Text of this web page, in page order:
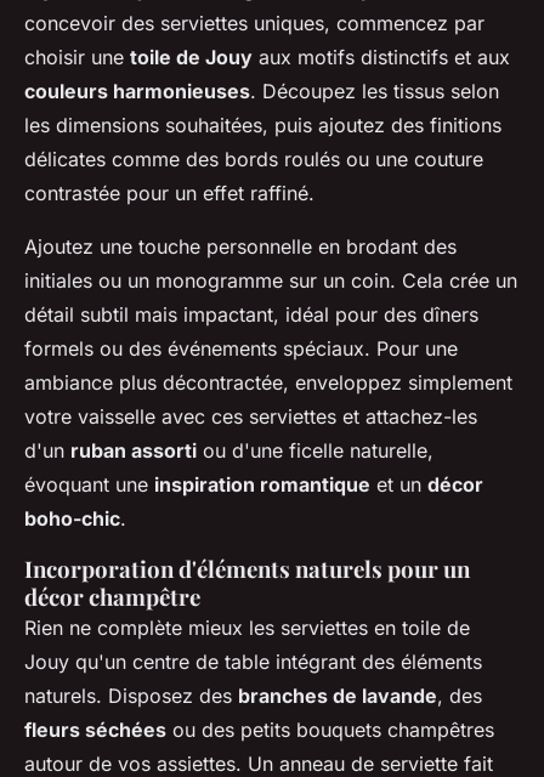
concevoir des serviettes uniques, commencez par
choisir une toile de Jouy aux motifs distinctifs et aux
couleurs harmonieuses. Découpez les tissus selon
les dimensions souhaitées, puis ajoutez des finitions
délicates comme des bords roulés ou une couture
contrastée pour un effet raffiné.
Ajoutez une touche personnelle en brodant des
initiales ou un monogramme sur un coin. Cela crée un
détail subtil mais impactant, idéal pour des dîners
formels ou des événements spéciaux. Pour une
ambiance plus décontractée, enveloppez simplement
votre vaisselle avec ces serviettes et attachez-les
d'un ruban assorti ou d'une ficelle naturelle,
évoquant une inspiration romantique et un décor
boho-chic.
Incorporation d'éléments naturels pour un
décor champêtre
Rien ne complète mieux les serviettes en toile de
Jouy qu'un centre de table intégrant des éléments
naturels. Disposez des branches de lavande, des
fleurs séchées ou des petits bouquets champêtres
autour de vos assiettes. Un anneau de serviette fait